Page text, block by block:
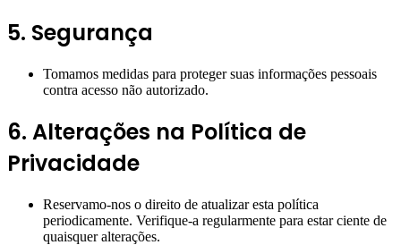
5. Segurança
Tomamos medidas para proteger suas informações pessoais
contra acesso não autorizado.
6. Alterações na Política de
Privacidade
Reservamo-nos o direito de atualizar esta política
periodicamente. Verifique-a regularmente para estar ciente de
quaisquer alterações.